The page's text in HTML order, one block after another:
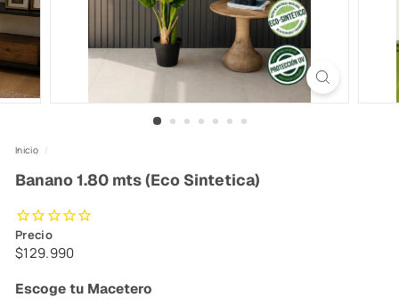
Inicio /
Banano 1.80 mts (Eco Sintetica)
Precio
Precio
$129.990
Escoge tu Macetero